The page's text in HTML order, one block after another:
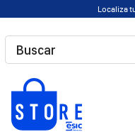
contenido
Localiza